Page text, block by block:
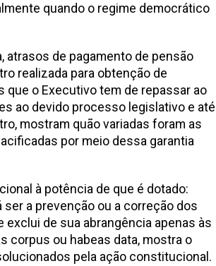
quando o regime democrático
atrasos de pagamento de pensão
realizada para obtenção de
o Executivo tem de repassar ao
ao devido processo legislativo e até
mostram quão variadas foram as
por meio dessa garantia
à potência de que é dotado:
a prevenção ou a correção dos
exclui de sua abrangência apenas às
corpus ou habeas data, mostra o
pela ação constitucional.